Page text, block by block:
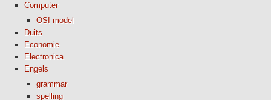
Computer
OSI model
Duits
Economie
Electronica
Engels
grammar
spelling